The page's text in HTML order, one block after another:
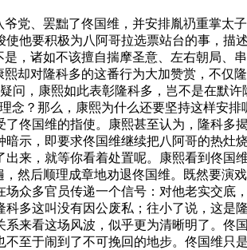
党、罢黜了佟国维，并安排胤礽重掌太
他要积极为八阿哥拉选票站台的事，描
，诸如不该擅自揣摩圣意、左右朝局、
却对隆科多的这番行为大加赞赏，不仅
问，康熙如此表彰隆科多，岂不是在默许
念？那么，康熙为什么还要坚持这样安排
佟国维的指使。康熙甚至认为，隆科多
示，即要求佟国维继续把八阿哥的热灶
来，就等你看着处置呢。康熙看到佟国
然后顺理成章地劝退佟国维。既然要演
众多官员传递一个信号：对他老实交底
多这叫没有因公废私；往小了说，这是
来看这场风波，似乎更为清晰明了。佟
至于闹到了不可挽回的地步。佟国维只